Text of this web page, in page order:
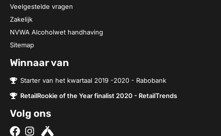
Veelgestelde vragen
Zakelijk
NVWA Alcoholwet handhaving
Sitemap
Winnaar van
Starter van het kwartaal 2019 -2020 - Rabobank
RetailRookie of the Year finalist 2020 - RetailTrends
Volg ons